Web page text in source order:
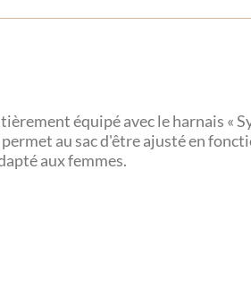
équipé avec le harnais «
au sac d'être ajusté en
aux femmes.